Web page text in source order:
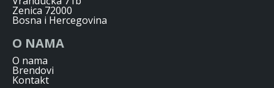
Zenica 72000
Bosna i Hercegovina
O NAMA
O nama
Brendovi
Kontakt